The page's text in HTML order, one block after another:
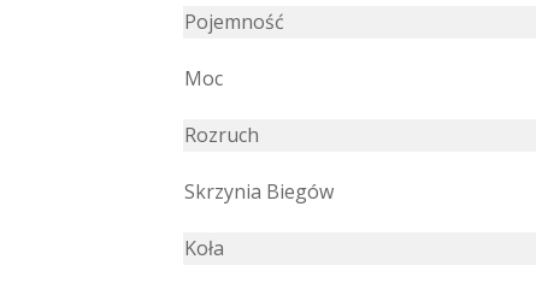
Pojemność
Moc
Rozruch
Skrzynia Biegów
Koła